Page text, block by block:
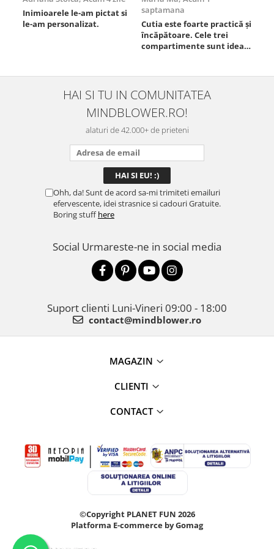
Inimioarele le-am pictat si
le-am personalizat.
saptamana
Cutia este foarte practică și
încăpătoare. Cele trei
compartimente sunt ideale
este sigură, fără scurgeri. O
folosesc aproape zilnic la
serviciu și sunt foarte
mulțumită.
HAI SI TU IN COMUNITATEA
MINDBLOWER.RO!
alaturi de 42.000+ de prieteni
Ohh, da! Sunt de acord sa-mi trimiteti emailuri
efervescente, idei strasnice si cadouri Gratuite.
Boring stuffhere
Social Urmareste-ne in social media
Suport clienti Luni-Vineri 09:00 - 18:00
contact@mindblower.ro
MAGAZIN
CLIENTI
CONTACT
©Copyright PLANET FUN 2026
Platforma E-commerce by Gomag